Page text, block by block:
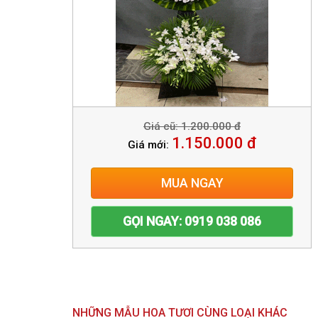
Giá cũ: 1.200.000 đ
Giá mới: 1.150.000 đ
MUA NGAY
GỌI NGAY: 0919 038 086
NHỮNG MẪU HOA TƯƠI CÙNG LOẠI KHÁC